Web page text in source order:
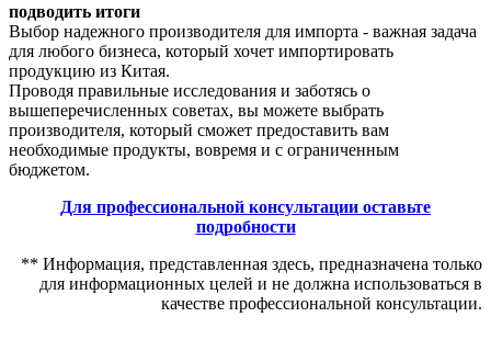
подводить итоги
Выбор надежного производителя для импорта - важная задача
для любого бизнеса, который хочет импортировать
продукцию из Китая.
Проводя правильные исследования и заботясь о
вышеперечисленных советах, вы можете выбрать
производителя, который сможет предоставить вам
необходимые продукты, вовремя и с ограниченным
бюджетом.
Для профессиональной консультации оставьте
подробности
** Информация, представленная здесь, предназначена только
для информационных целей и не должна использоваться в
качестве профессиональной консультации.